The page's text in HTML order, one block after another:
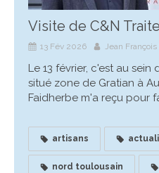
Visite de C&N
13 Fév 2026 Jean
Le 13 février, c'est au
situé zone de Gratian à
Faidherbe m'a reçu pour
artisans
nord toulousain